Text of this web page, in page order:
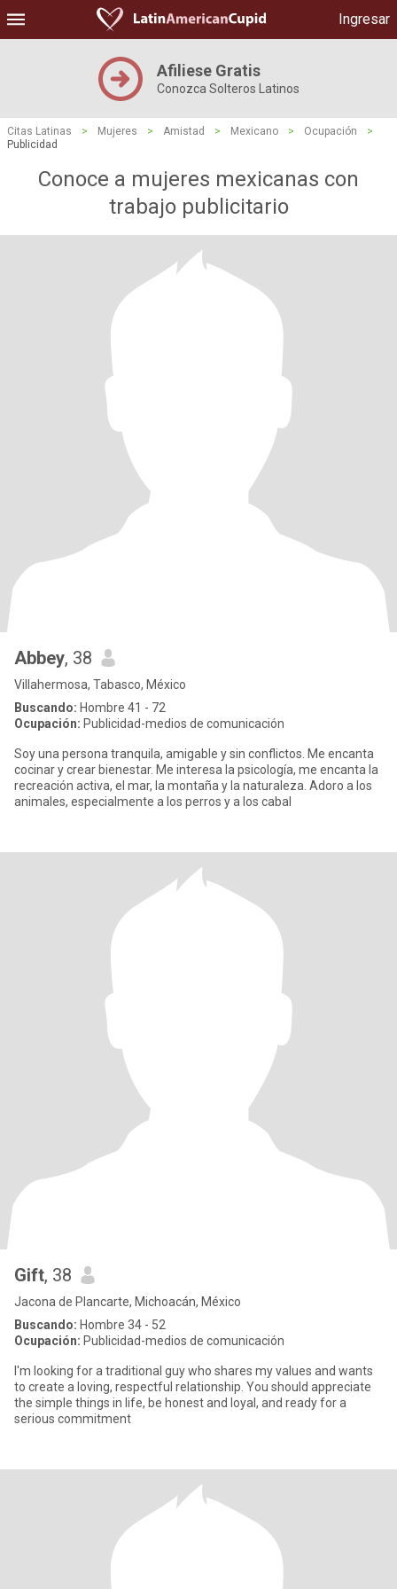
Ingresar
Afiliese Gratis
Conozca Solteros Latinos
Citas Latinas > Mujeres > Amistad > Mexicano > Ocupación
>
Publicidad
Conoce a mujeres mexicanas con
trabajo publicitario
Abbey, 38
Villahermosa, Tabasco, México
Buscando: Hombre 41 - 72
Ocupación: Publicidad-medios de comunicación
Soy una persona tranquila, amigable y sin conflictos. Me encanta
cocinar y crear bienestar. Me interesa la psicología, me encanta la
recreación activa, el mar, la montaña y la naturaleza. Adoro a los
animales, especialmente a los perros y a los cabal
Gift, 38
Jacona de Plancarte, Michoacán, México
Buscando: Hombre 34 - 52
Ocupación: Publicidad-medios de comunicación
I'm looking for a traditional guy who shares my values and wants
to create a loving, respectful relationship. You should appreciate
the simple things in life, be honest and loyal, and ready for a
serious commitment